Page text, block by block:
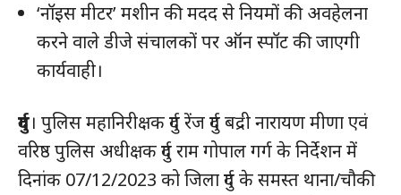
‘नॉइस मीटर’ मशीन की मदद से नियमों की अवहेलना
करने वाले डीजे संचालकों पर ऑन स्पॉट की जाएगी
कार्यवाही।
दुर्ग। पुलिस महानिरीक्षक दुर्ग रेंज दुर्ग बद्री नारायण मीणा एवं
वरिष्ठ पुलिस अधीक्षक दुर्ग राम गोपाल गर्ग के निर्देशन में
दिनांक 07/12/2023 को जिला दुर्ग के समस्त थाना/चौकी